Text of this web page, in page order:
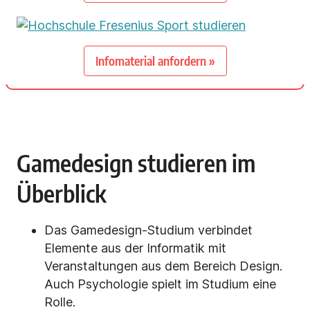
Infomaterial anfordern »
Gamedesign studieren im
Überblick
Das Gamedesign-Studium verbindet
Elemente aus der Informatik mit
Veranstaltungen aus dem Bereich Design.
Auch Psychologie spielt im Studium eine
Rolle.